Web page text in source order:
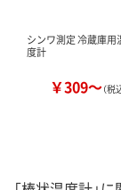
シンワ測定 冷蔵庫用
度計
￥309～（税